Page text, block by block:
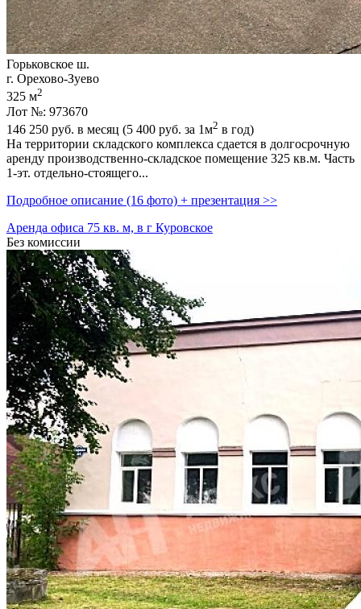
Горьковское ш.
г. Орехово-Зуево
325 м2
Лот №: 973670
146 250 руб. в месяц (5 400 руб. за 1м2 в год)
На территории складского комплекса сдается в долгосрочную
аренду производственно-складское помещение 325 кв.м. Часть
1-эт. отдельно-стоящего...
Подробное описание (16 фото) + презентация >>
Аренда офиса 75 кв. м, в г Куровское
Без комиссии